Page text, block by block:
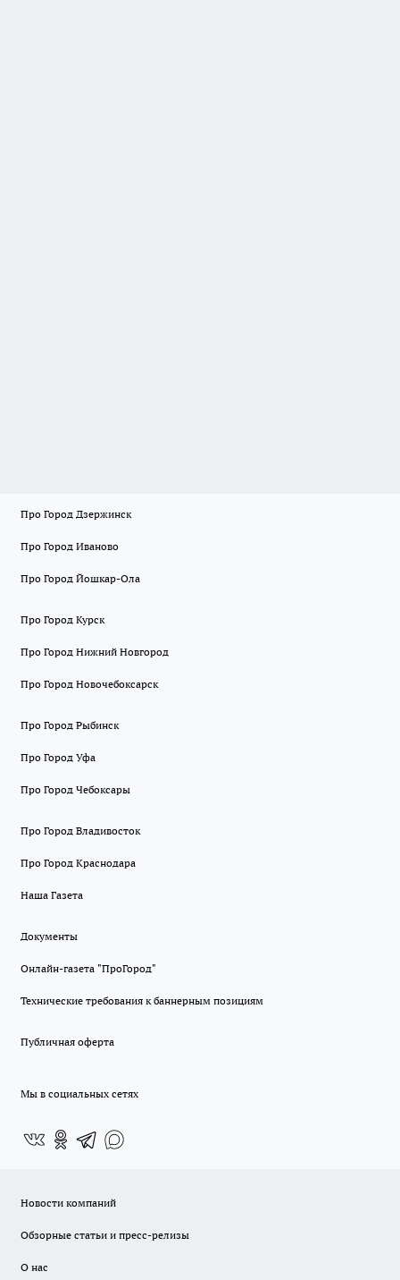
Про Город Дзержинск
Про Город Иваново
Про Город Йошкар-Ола
Про Город Курск
Про Город Нижний Новгород
Про Город Новочебоксарск
Про Город Рыбинск
Про Город Уфа
Про Город Чебоксары
Про Город Владивосток
Про Город Краснодара
Наша Газета
Документы
Онлайн-газета "ПроГород"
Технические требования к баннерным позициям
Публичная оферта
Мы в социальных сетях
Новости компаний
Обзорные статьи и пресс-релизы
О нас